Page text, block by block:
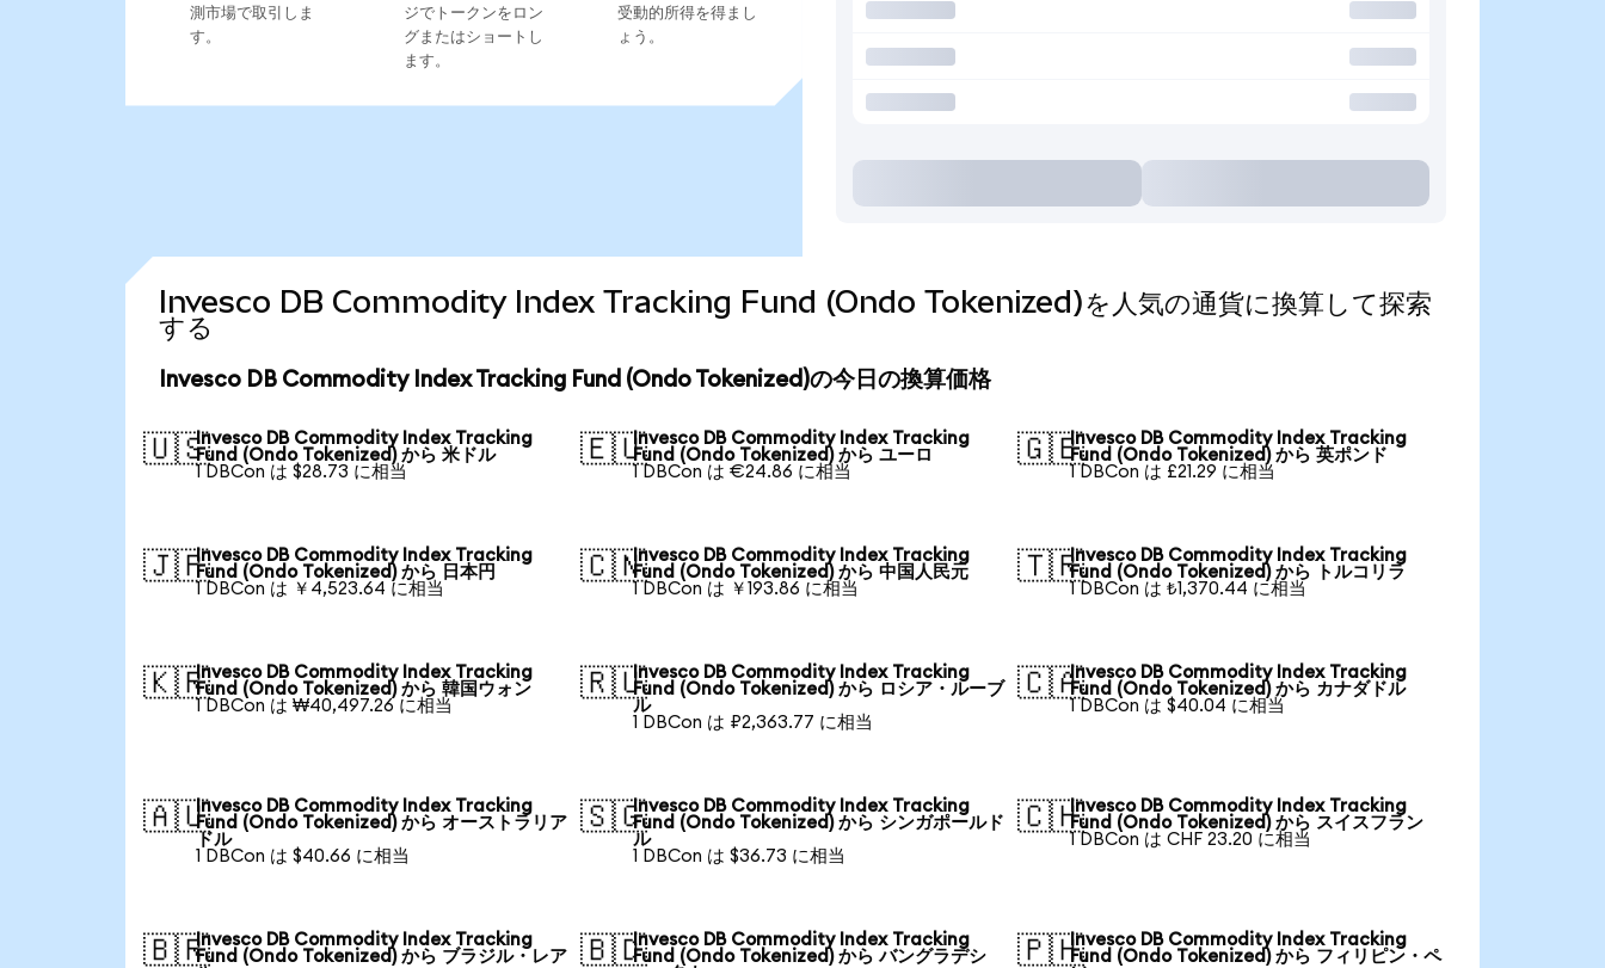
測市場で取引しま
す。
ジでトークンをロン
グまたはショートし
ます。
受動的所得を得まし
ょう。
Invesco DB Commodity Index Tracking Fund (Ondo Tokenized)を人気の通貨に換算して探索
する
Invesco DB Commodity Index Tracking Fund (Ondo Tokenized)の今日の換算価格
🇺🇸Invesco DB Commodity Index Tracking
Fund (Ondo Tokenized) から 米ドル
1 DBCon は $28.73 に相当
🇪🇺Invesco DB Commodity Index Tracking
Fund (Ondo Tokenized) から ユーロ
1 DBCon は €24.86 に相当
🇬🇧Invesco DB Commodity Index Tracking
Fund (Ondo Tokenized) から 英ポンド
1 DBCon は £21.29 に相当
🇯🇵Invesco DB Commodity Index Tracking
Fund (Ondo Tokenized) から 日本円
1 DBCon は ￥4,523.64 に相当
🇨🇳Invesco DB Commodity Index Tracking
Fund (Ondo Tokenized) から 中国人民元
1 DBCon は ￥193.86 に相当
🇹🇷Invesco DB Commodity Index Tracking
Fund (Ondo Tokenized) から トルコリラ
1 DBCon は ₺1,370.44 に相当
🇰🇷Invesco DB Commodity Index Tracking
Fund (Ondo Tokenized) から 韓国ウォン
1 DBCon は ₩40,497.26 に相当
🇷🇺Invesco DB Commodity Index Tracking
Fund (Ondo Tokenized) から ロシア・ルーブ
ル
1 DBCon は ₽2,363.77 に相当
🇨🇦Invesco DB Commodity Index Tracking
Fund (Ondo Tokenized) から カナダドル
1 DBCon は $40.04 に相当
🇦🇺Invesco DB Commodity Index Tracking
Fund (Ondo Tokenized) から オーストラリア
ドル
1 DBCon は $40.66 に相当
🇸🇬Invesco DB Commodity Index Tracking
Fund (Ondo Tokenized) から シンガポールド
ル
1 DBCon は $36.73 に相当
🇨🇭Invesco DB Commodity Index Tracking
Fund (Ondo Tokenized) から スイスフラン
1 DBCon は CHF 23.20 に相当
🇧🇷Invesco DB Commodity Index Tracking
Fund (Ondo Tokenized) から ブラジル・レア
🇧🇩Invesco DB Commodity Index Tracking
Fund (Ondo Tokenized) から バングラデシ
🇵🇭Invesco DB Commodity Index Tracking
Fund (Ondo Tokenized) から フィリピン・ペ